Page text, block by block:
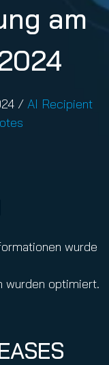
am
/ AI Recipient
wurde
wurden optimiert.